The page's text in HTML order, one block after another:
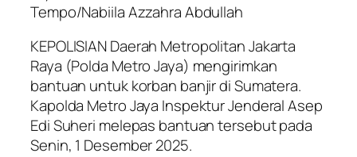
Tempo/Nabiila Azzahra Abdullah
KEPOLISIAN Daerah Metropolitan Jakarta
Raya (Polda Metro Jaya) mengirimkan
bantuan untuk korban banjir di Sumatera.
Kapolda Metro Jaya Inspektur Jenderal Asep
Edi Suheri melepas bantuan tersebut pada
Senin, 1 Desember 2025.